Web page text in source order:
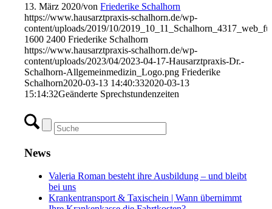
13. März 2020/vonFriederike Schalhorn
https://www.hausarztpraxis-schalhorn.de/wp-
content/uploads/2019/10/
1600 2400 Friederike Schalhorn
https://www.hausarztpraxis-schalhorn.de/wp-
content/uploads/2023/04/2023-04-17-Hausarztpraxis-Dr.-
Schalhorn-Allgemeinmedizin_Logo.png Friederike
Schalhorn2020-03-13 14:40:332020-03-13
15:14:32Geänderte Sprechstunden­zeiten
News
Valeria Roman besteht ihre Ausbildung – und bleibt
bei uns
Krankentransport & Taxischein | Wann übernimmt